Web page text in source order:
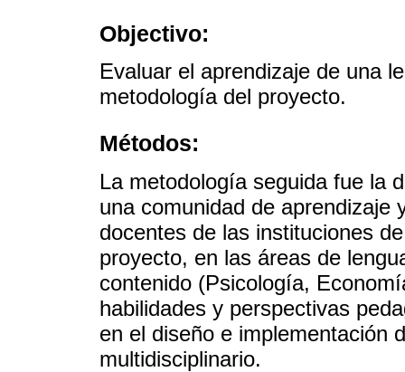
Objectivo:
Evaluar el aprendizaje de una
metodología del proyecto.
Métodos:
La metodología seguida fue la
una comunidad de aprendizaje
docentes de las instituciones
proyecto, en las áreas de
contenido (Psicología,
habilidades y perspectivas
en el diseño e implementación
multidisciplinario.